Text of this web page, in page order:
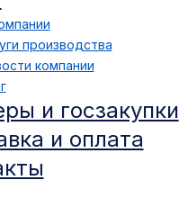
производства
компании
и госзакупки
и оплата